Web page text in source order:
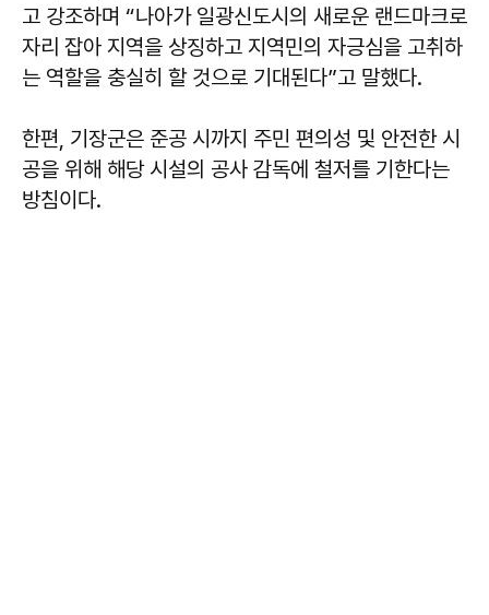
고 강조하며 “나아가 일광신도시의 새로운 랜드마크로
자리 잡아 지역을 상징하고 지역민의 자긍심을 고취하
는 역할을 충실히 할 것으로 기대된다”고 말했다.
한편, 기장군은 준공 시까지 주민 편의성 및 안전한 시
공을 위해 해당 시설의 공사 감독에 철저를 기한다는
방침이다.